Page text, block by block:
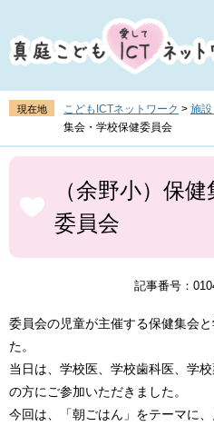
ジ
の
頭
す
。
ュ
ー
飛
し
て
現在地 こどもICTネットワーク > 施設
集会・学校保健委員会
本
（余野小）保
委員会
記事番号：
委員会の児童が主催する保健集会
た。
当日は、学校医、学校歯科医、学
の方にご参加いただきました。
今回は、「朝ごはん」をテーマに